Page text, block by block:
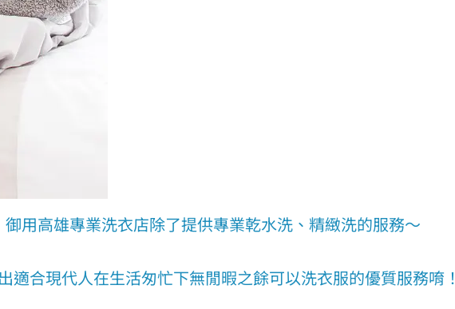
御用高雄專業洗衣店除了提供專業乾水洗、精緻洗的服務～
適合現代人在生活匆忙下無閒暇之餘可以洗衣服的優質服務唷！